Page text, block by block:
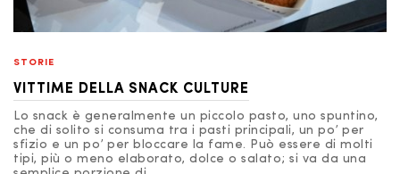
STORIE
VITTIME DELLA SNACK CULTURE
Lo snack è generalmente un piccolo pasto, uno spuntino,
che di solito si consuma tra i pasti principali, un po’ per
sfizio e un po’ per bloccare la fame. Può essere di molti
tipi, più o meno elaborato, dolce o salato; si va da una